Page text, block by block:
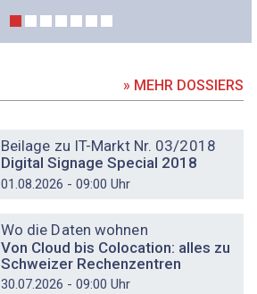
» MEHR DOSSIERS
Beilage zu IT-Markt Nr. 03/2018
Digital Signage Special 2018
01.08.2026 - 09:00 Uhr
Wo die Daten wohnen
Von Cloud bis Colocation: alles zu
Schweizer Rechenzentren
30.07.2026 - 09:00 Uhr